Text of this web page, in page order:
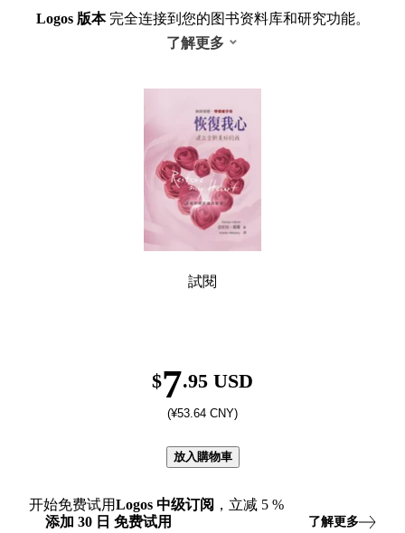
Logos 版本完全连接到您的图书资料库和研究功能。
了解更多
試閱
$7.95 USD
(¥53.64 CNY)
放入購物車
开始免费试用Logos 中级订阅 ，立减 5 %
添加 30 日 免费试用 了解更多